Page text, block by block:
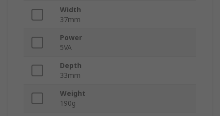
Width
37mm
Power
5VA
Depth
33mm
Weight
190g